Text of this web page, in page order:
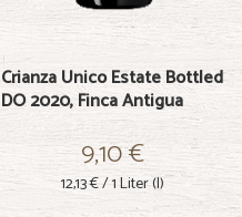
Crianza Unico Estate Bottled
DO 2020, Finca Antigua
9,10 €
12,13 €/ 1 Liter (l)